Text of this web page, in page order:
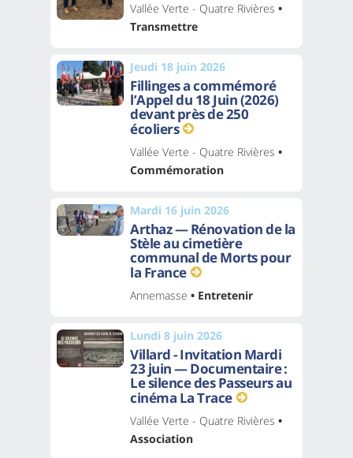
Vallée Verte - Quatre Rivières •
Transmettre
Jeudi 18 juin 2026
Fillinges a commémoré
l’Appel du 18 Juin (2026)
devant près de 250
écoliers
Vallée Verte - Quatre Rivières •
Commémoration
Mardi 16 juin 2026
Arthaz — Rénovation de la
Stèle au cimetière
communal de Morts pour
la France
Annemasse • Entretenir
Lundi 8 juin 2026
Villard - Invitation Mardi
23 juin — Documentaire :
Le silence des Passeurs au
cinéma La Trace
Vallée Verte - Quatre Rivières •
Association